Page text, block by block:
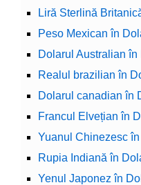
Liră Sterlină
Peso Mexican în
Dolarul Australian
Realul brazilian în
Dolarul canadian în
Francul Elvețian în
Yuanul Chinezesc
Rupia Indiană în
Yenul Japonez în